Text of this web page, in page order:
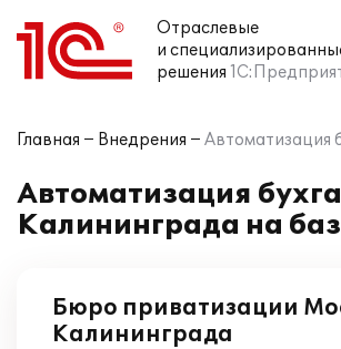
Отраслевые
и
решения
Главная Внедрения Автоматизация
Автоматизация
Калининграда на
Бюро приватизации
Калининграда